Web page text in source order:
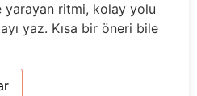
yarayan ritmi, kolay yolu
yaz. Kısa bir öneri bile